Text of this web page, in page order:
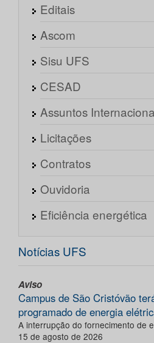
Editais
Ascom
Sisu UFS
CESAD
Assuntos
Licitações
Contratos
Ouvidoria
Eficiência energética
Notícias UFS
Aviso
Campus de São Cristóvão
programado de energia
A interrupção do fornecimento de
15 de agosto de 2026